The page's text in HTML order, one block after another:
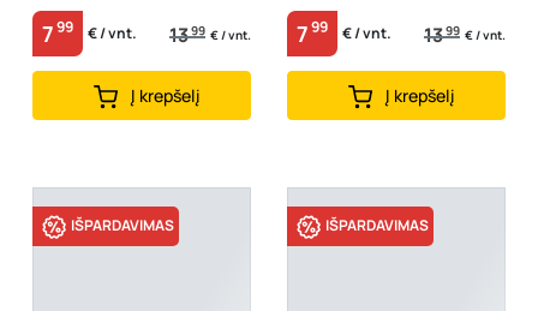
7860025
799 € / vnt. 1399 € / vnt.
Į krepšelį
dydis, 7860030
799 € / vnt. 1399 € / vnt.
Į krepšelį
IŠPARDAVIMAS IŠPARDAVIMAS